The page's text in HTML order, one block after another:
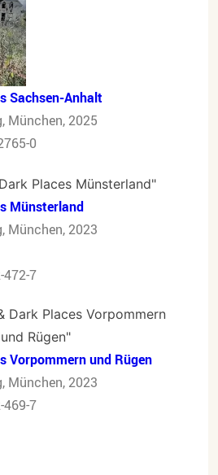
Sachsen-Anhalt
München, 2025
0
Münsterland
München, 2023
472-7
Vorpommern und Rügen
München, 2023
469-7